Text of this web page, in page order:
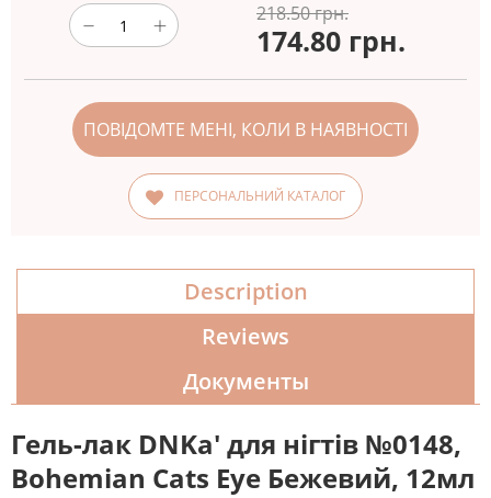
218.50 грн.
174.80 грн.
ПОВІДОМТЕ МЕНІ, КОЛИ В НАЯВНОСТІ
ПЕРСОНАЛЬНИЙ КАТАЛОГ
Description
Reviews
Документы
Гель-лак DNKa' для нігтів №0148,
Bohemian Cats Eye Бежевий, 12мл